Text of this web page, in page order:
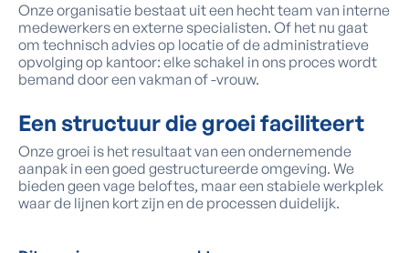
Onze organisatie bestaat uit een hecht team van interne
medewerkers en externe specialisten. Of het nu gaat
om technisch advies op locatie of de administratieve
opvolging op kantoor: elke schakel in ons proces wordt
bemand door een vakman of -vrouw.
Een structuur die groei faciliteert
Onze groei is het resultaat van een ondernemende
aanpak in een goed gestructureerde omgeving. We
bieden geen vage beloftes, maar een stabiele werkplek
waar de lijnen kort zijn en de processen duidelijk.